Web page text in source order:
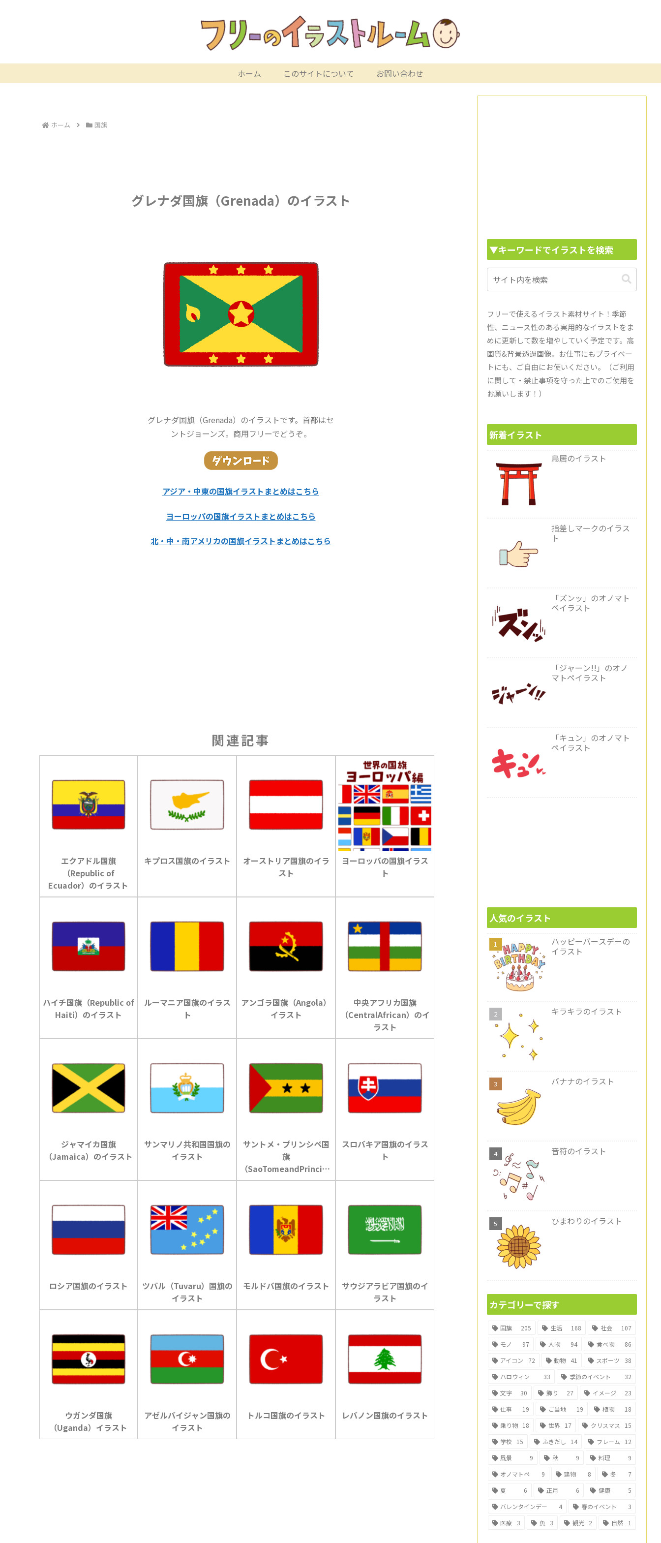
ホーム このサイトについて お問い合わせ
ホーム 国旗
グレナダ国旗（Grenada）のイラスト
グレナダ国旗（Grenada）のイラストです。首都はセ
ントジョーンズ。商用フリーでどうぞ。
アジア・中東の国旗イラストまとめはこちら
ヨーロッパの国旗イラストまとめはこちら
北・中・南アメリカの国旗イラストまとめはこちら
関連記事
エクアドル国旗
（Republic of
Ecuador）のイラスト
キプロス国旗のイラスト
オーストリア国旗のイラ
スト
ヨーロッパの国旗イラス
ト
ハイチ国旗（Republic of
Haiti）のイラスト
ルーマニア国旗のイラス
ト
アンゴラ国旗（Angola）
イラスト
中央アフリカ国旗
（CentralAfrican）のイ
ラスト
ジャマイカ国旗
（Jamaica）のイラスト
サンマリノ共和国国旗の
イラスト
サントメ・プリンシペ国
旗
（SaoTomeandPrincipe
）のイラスト
スロバキア国旗のイラス
ト
ロシア国旗のイラスト
ツバル（Tuvaru）国旗の
イラスト
モルドバ国旗のイラスト
サウジアラビア国旗のイ
ラスト
ウガンダ国旗
（Uganda）イラスト
アゼルバイジャン国旗の
イラスト
トルコ国旗のイラスト レバノン国旗のイラスト
▼キーワードでイラストを検索
フリーで使えるイラスト素材サイト！季節
性、ニュース性のある実用的なイラストをま
めに更新して数を増やしていく予定です。高
画質&背景透過画像。お仕事にもプライベー
トにも、ご自由にお使いください。（ご利用
に関して・禁止事項を守った上でのご使用を
お願いします！）
新着イラスト
鳥居のイラスト
指差しマークのイラス
ト
「ズンッ」のオノマト
ペイラスト
「ジャーン!!」のオノ
マトペイラスト
「キュン」のオノマト
ペイラスト
人気のイラスト
ハッピーバースデーの
イラスト
キラキラのイラスト
バナナのイラスト
音符のイラスト
ひまわりのイラスト
カテゴリーで探す
国旗 205 生活 168 社会
107
モノ
97 人物 94 食べ物
86
アイコン
72 動物 41 スポーツ
38
ハロウィン
33 季節のイベント
32
文字
30 飾り 27 イメージ
23
仕事
19 ご当地 19 植物
18
乗り物 18 世界 17 クリスマス
15
学校
15 ふきだし 14 フレーム
12
風景
9 秋 9 料理
9
オノマトペ
9 建物 8 冬
7
夏
6 正月 6 健康
5
バレンタインデー
4 春のイベント
3
医療
3 魚 3 観光 2 自然 1